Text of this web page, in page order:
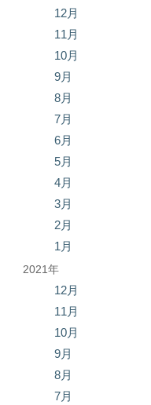
12月
11月
10月
9月
8月
7月
6月
5月
4月
3月
2月
1月
2021年
12月
11月
10月
9月
8月
7月